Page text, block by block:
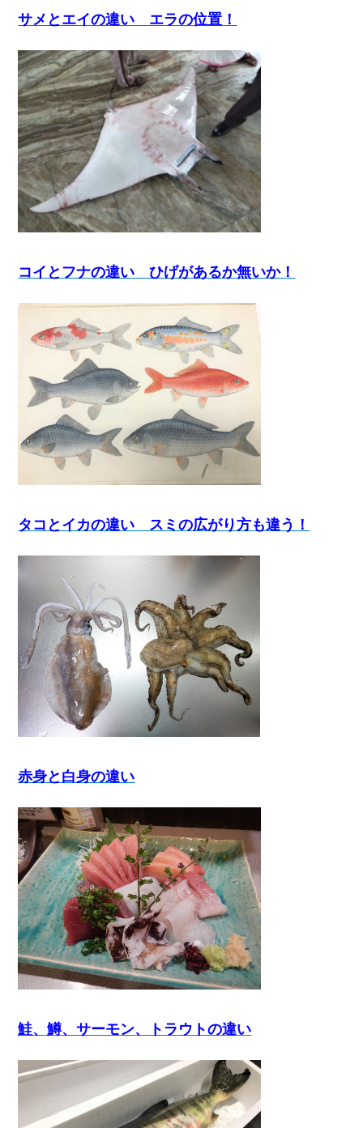
サメとエイの違い エラの位置！
コイとフナの違い ひげがあるか無いか！
タコとイカの違い スミの広がり方も違う！
赤身と白身の違い
鮭、鱒、サーモン、トラウトの違い